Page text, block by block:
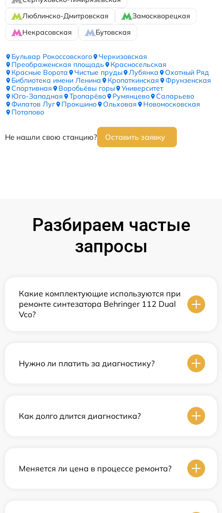
Люблинско-Дмитровская
Замоскворецкая
Некрасовская
Бутовская
Бульвар Рокоссовского
Черкизовская
Преображенская площадь
Красносельская
Красные Ворота
Чистые пруды Лубянка
Охотный Ряд
Библиотека имени Ленина
Кропоткинская
Фрунзенская
Спортивная
Воробьёвы горы
Университет
Юго-Западная
Тропарёво Румянцево
Саларьево
Филатов Луг
Прокшино Ольховая
Новомосковская
Потапово
Не нашли свою станцию? Оставить заявку
Разбираем частые
запросы
Какие комплектующие используются при
ремонте синтезатора Behringer 112 Dual
Vco?
Нужно ли платить за диагностику?
Как долго длится диагностика?
Меняется ли цена в процессе ремонта?